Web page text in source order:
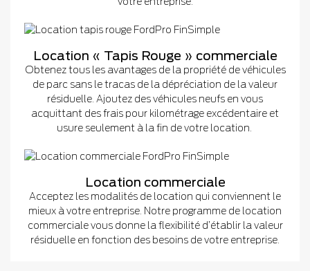
Location « Tapis Rouge » commerciale
Obtenez tous les avantages de la propriété de véhicules
de parc sans le tracas de la dépréciation de la valeur
résiduelle. Ajoutez des véhicules neufs en vous
acquittant des frais pour kilométrage excédentaire et
usure seulement à la fin de votre location.
Location commerciale
Acceptez les modalités de location qui conviennent le
mieux à votre entreprise. Notre programme de location
commerciale vous donne la flexibilité d’établir la valeur
résiduelle en fonction des besoins de votre entreprise.